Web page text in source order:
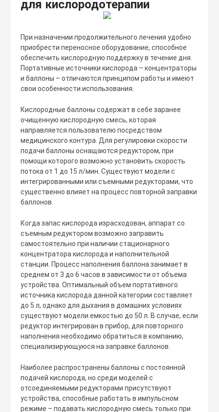
для кислородотерапии
При назначении продолжительного лечения удобно
приобрести переносное оборудование, способное
обеспечить кислородную поддержку в течение дня.
Портативные источники кислорода – концентраторы
и баллоны – отличаются принципом работы и имеют
свои особенности использования.
Кислородные баллоны содержат в себе заранее
очищенную кислородную смесь, которая
направляется пользователю посредством
медицинского контура. Для регулировки скорости
подачи баллоны оснащаются редуктором, при
помощи которого возможно установить скорость
потока от 1 до 15 л/мин. Существуют модели с
интегрированными или съемными редукторами, что
существенно влияет на процесс повторной заправки
баллонов.
Когда запас кислорода израсходован, аппарат со
съемным редуктором возможно заправить
самостоятельно при наличии стационарного
концентратора кислорода и наполнительной
станции. Процесс наполнения баллона занимает в
среднем от 3 до 6 часов в зависимости от объема
устройства. Оптимальный объем портативного
источника кислорода данной категории составляет
до 5 л, однако для дыхания в домашних условиях
существуют модели емкостью до 50 л. В случае, если
редуктор интегрирован в прибор, для повторного
наполнения необходимо обратиться в компанию,
специализирующуюся на заправке баллонов.
Наиболее распространены баллоны с постоянной
подачей кислорода, но среди моделей с
отсоединяемыми редукторами присутствуют
устройства, способные работать в импульсном
режиме – подавать кислородную смесь только при